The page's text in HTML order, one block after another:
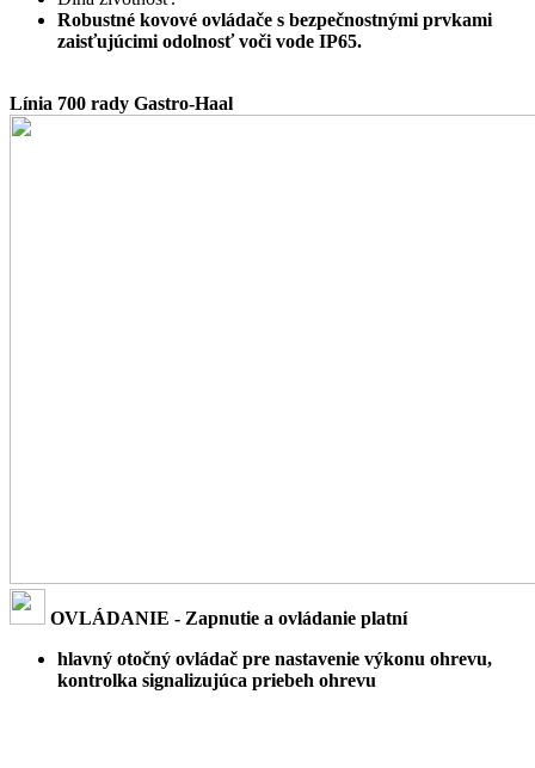
Robustné kovové ovládače s bezpečnostnými prvkami
zaisťujúcimi odolnosť voči vode IP65.
Línia 700 rady Gastro-Haal
OVLÁDANIE - Zapnutie a ovládanie platní
hlavný otočný ovládač pre nastavenie výkonu ohrevu,
kontrolka signalizujúca priebeh ohrevu